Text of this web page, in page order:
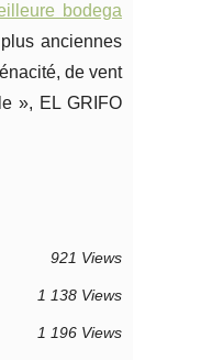
bodega
anciennes
de vent
», EL GRIFO
921 Views
1 138 Views
1 196 Views